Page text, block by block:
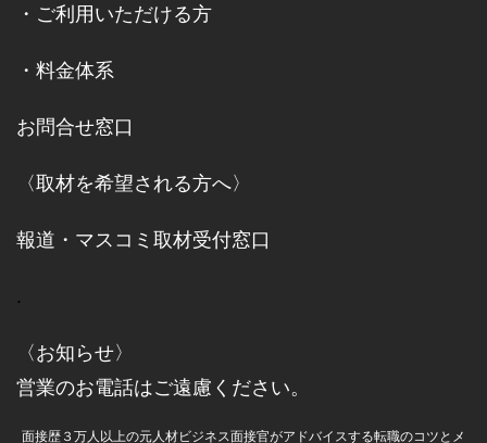
・ ご利用いただける方
・ 料金体系
お問合せ窓口
〈取材を希望される方へ〉
報道・マスコミ取材受付窓口
.
〈お知らせ〉
営業のお電話はご遠慮ください。
面接歴３万人以上の元人材ビジネス面接官がアドバイスする転職のコツとメ